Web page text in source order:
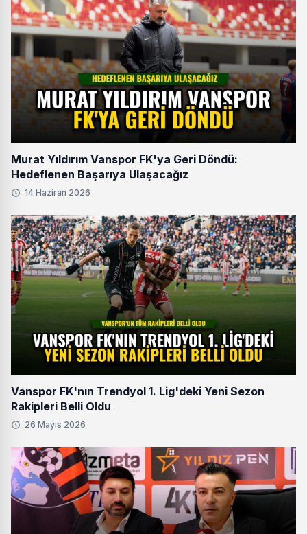
Murat Yıldırım Vanspor FK'ya Geri Döndü:
Hedeflenen Başarıya Ulaşacağız
14 Haziran 2026
Vanspor FK'nın Trendyol 1. Lig'deki Yeni Sezon
Rakipleri Belli Oldu
26 Mayıs 2026